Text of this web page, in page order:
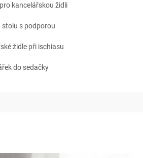
kancelářskou židli
stolu s podporou
židle při ischiasu
do sedačky